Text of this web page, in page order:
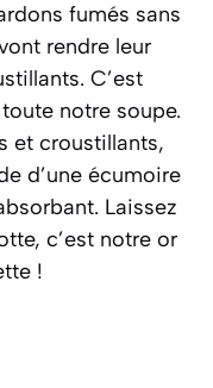
fumés sans
rendre leur
C’est
notre soupe.
et croustillants,
d’une écumoire
Laissez
c’est notre or
!